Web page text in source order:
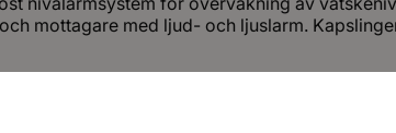
mottagare med ljud- och ljuslarm.